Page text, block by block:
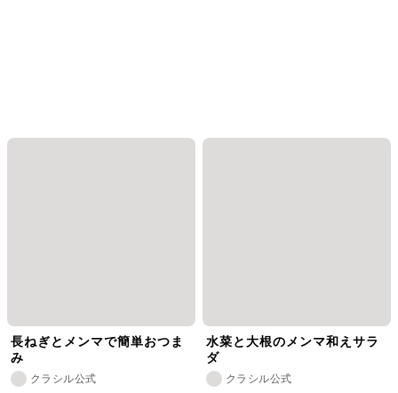
長ねぎとメンマで簡単おつま
み
クラシル公式
水菜と大根のメンマ和えサラ
ダ
クラシル公式